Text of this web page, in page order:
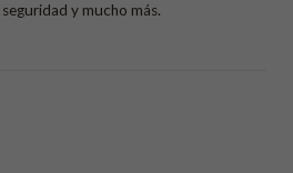
y mucho más.